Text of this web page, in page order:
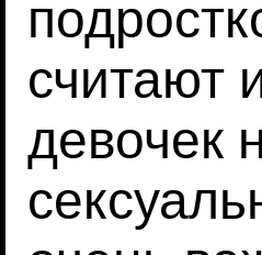
считают
девочек